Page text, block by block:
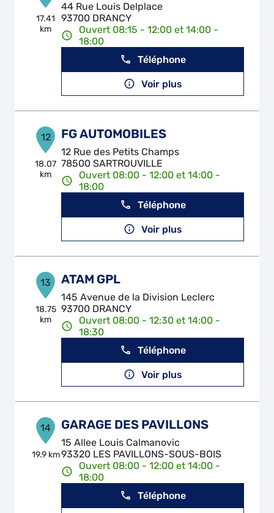
17.41
km
44 Rue Louis Delplace
93700 DRANCY
Ouvert 08:15 - 12:00 et 14:00 -
18:00
Téléphone
Voir plus
12
18.07
km
FG AUTOMOBILES
12 Rue des Petits Champs
78500 SARTROUVILLE
Ouvert 08:00 - 12:00 et 14:00 -
18:00
Téléphone
Voir plus
13
18.75
km
ATAM GPL
145 Avenue de la Division Leclerc
93700 DRANCY
Ouvert 08:00 - 12:30 et 14:00 -
18:30
Téléphone
Voir plus
14
19.9 km
GARAGE DES PAVILLONS
15 Allee Louis Calmanovic
93320 LES PAVILLONS-SOUS-BOIS
Ouvert 08:00 - 12:00 et 14:00 -
18:00
Téléphone